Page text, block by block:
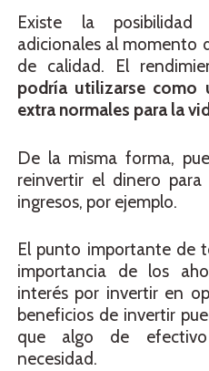
Existe la posibilidad
adicionales al momento
de calidad. El
podría utilizarse como
extra normales para la
De la misma forma,
reinvertir el dinero
ingresos, por ejemplo.
El punto importante de
importancia de los
interés por invertir en
beneficios de invertir
que algo de
necesidad.